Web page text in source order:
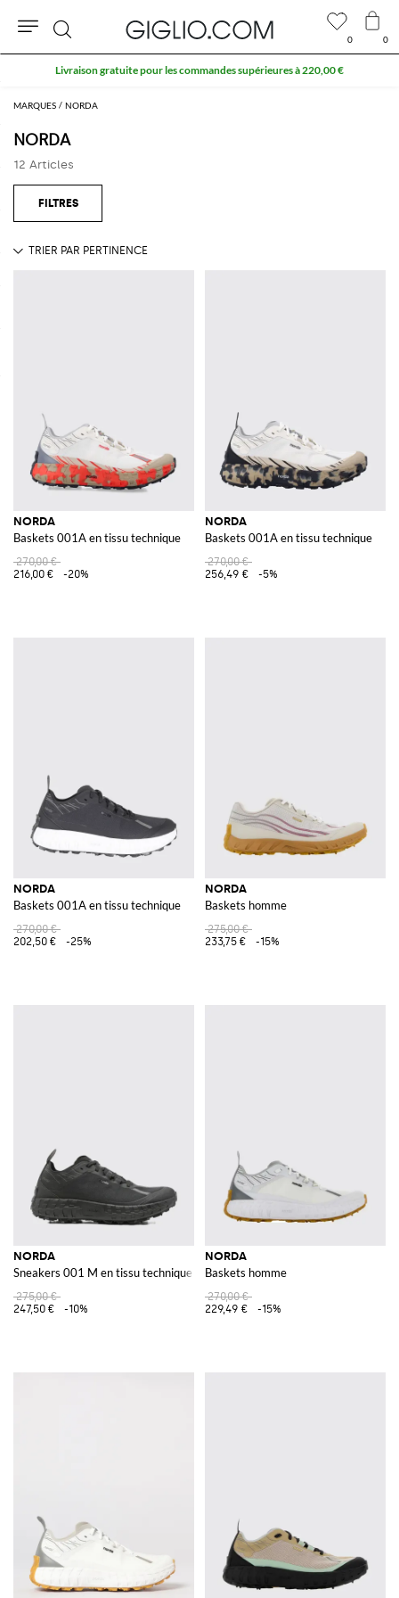
MARQUES NORDA
NORDA
12 Articles
NORDA
Baskets 001A en tissu technique
270,00 €
216,00 €
-20%
NORDA
Baskets 001A en tissu technique
270,00 €
256,49 €
-5%
NORDA
Baskets 001A en tissu technique
270,00 €
202,50 €
-25%
NORDA
Baskets homme
275,00 €
233,75 €
-15%
NORDA
Sneakers 001 M en tissu technique sans coutures
275,00 €
247,50 €
-10%
NORDA
Baskets homme
270,00 €
229,49 €
-15%
0 0
Rechercher
Livraison gratuite pour les commandes supérieures à 220,00 €